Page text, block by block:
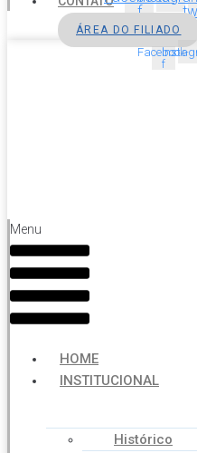
f
ÁREA DO FILIADO
Facebook-
f
Menu
HOME
INSTITUCIONAL
Histórico